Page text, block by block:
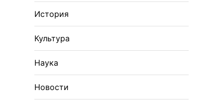
История
Культура
Наука
Новости